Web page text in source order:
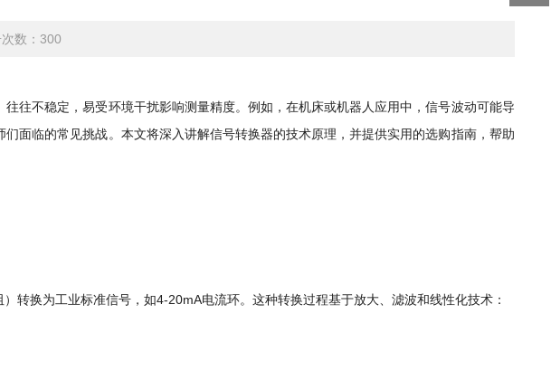
数：300
往不稳定，易受环境干扰影响测量精度。例如，在机床或机器人应用中，信号波动可能导
面临的常见挑战。本文将深入讲解信号转换器的技术原理，并提供实用的选购指南，帮助
转换为工业标准信号，如4-20mA电流环。这种转换过程基于放大、滤波和线性化技术：